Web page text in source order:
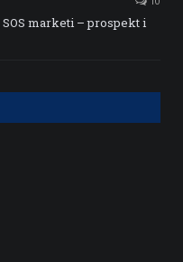
marketi – prospekt i